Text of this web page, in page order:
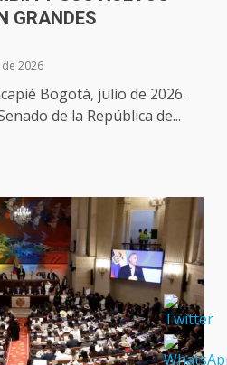
GRANDES
2026
Bogotá, julio de 2026.
de la República de...